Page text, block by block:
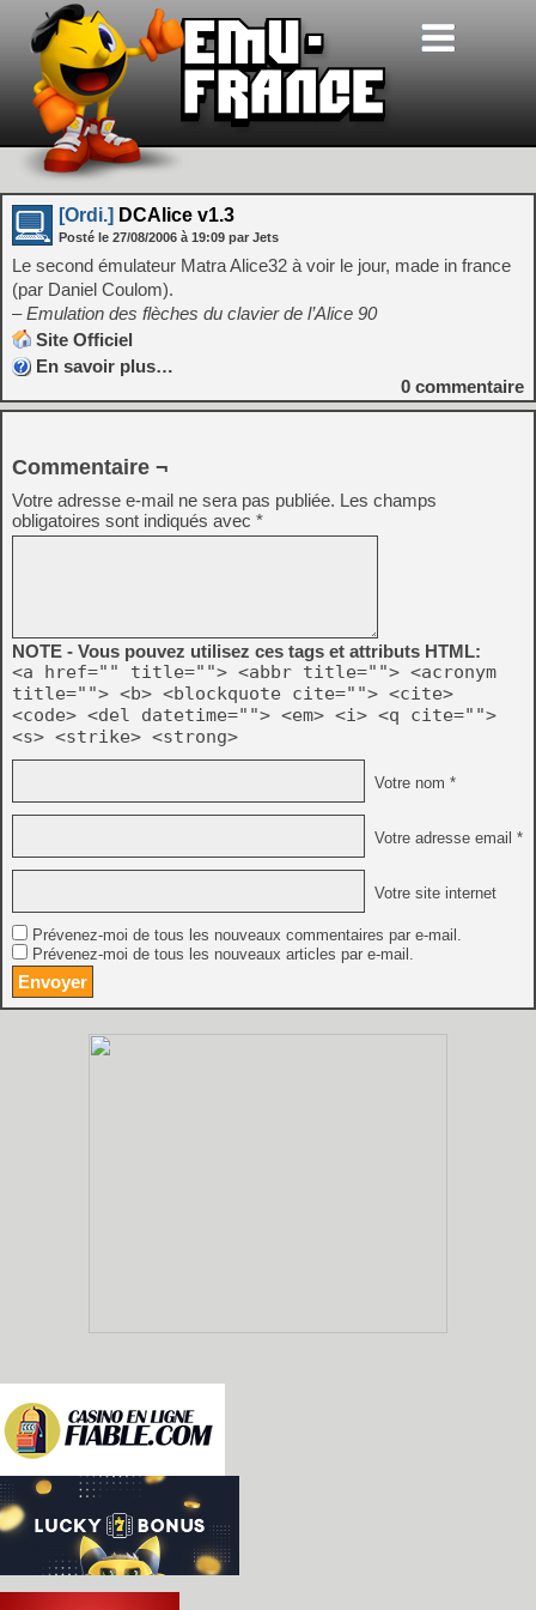
[Ordi.] DCAlice v1.3
Posté le 27/08/2006 à 19:09 par Jets
Le second émulateur Matra Alice32 à voir le jour, made in france
(par Daniel Coulom).
– Emulation des flèches du clavier de l’Alice 90
Site Officiel
En savoir plus…
0 commentaire
Commentaire ¬
Votre adresse e-mail ne sera pas publiée. Les champs
obligatoires sont indiqués avec *
NOTE - Vous pouvez utilisez ces tags et attributs HTML:
<a href="" title=""> <abbr title=""> <acronym
title=""> <b> <blockquote cite=""> <cite>
<code> <del datetime=""> <em> <i> <q cite="">
<s> <strike> <strong>
Votre nom *
Votre adresse email *
Votre site internet
Prévenez-moi de tous les nouveaux commentaires par e-mail.
Prévenez-moi de tous les nouveaux articles par e-mail.